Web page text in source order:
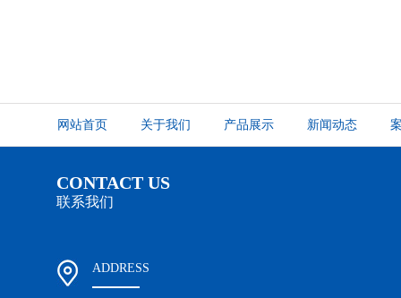
网站首页 关于我们 产品展示 新闻动态
CONTACT US
联系我们
ADDRESS